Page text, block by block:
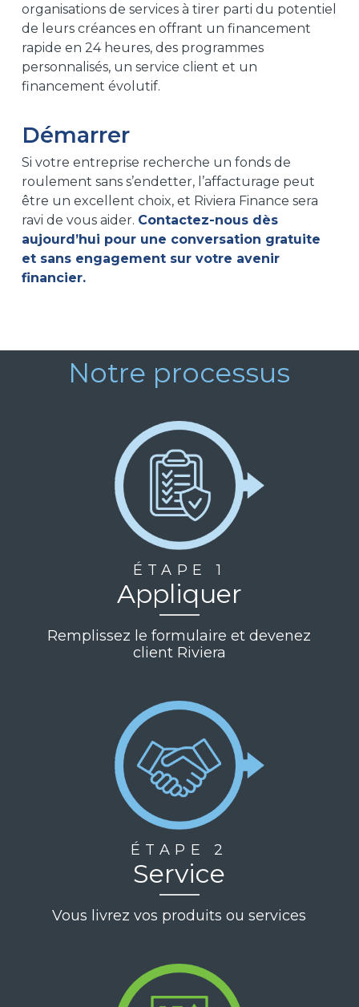
organisations de services à tirer parti du potentiel
de leurs créances en offrant un financement
rapide en 24 heures, des programmes
personnalisés, un service client et un
financement évolutif.
Démarrer
Si votre entreprise recherche un fonds de
roulement sans s’endetter, l’affacturage peut
être un excellent choix, et Riviera Finance sera
ravi de vous aider. Contactez-nous dès
aujourd’hui pour une conversation gratuite
et sans engagement sur votre avenir
financier.
Notre processus
ÉTAPE 1
Appliquer
Remplissez le formulaire et devenez
client Riviera
ÉTAPE 2
Service
Vous livrez vos produits ou services